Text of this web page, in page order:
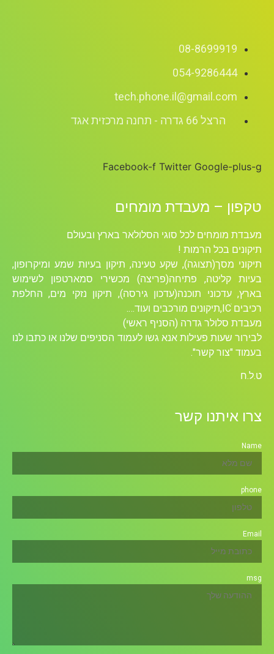
08-8699919
054-9286444
tech.phone.il@gmail.com
הרצל 66 גדרה - תחנה מרכזית אגד
Facebook-f Twitter Google-plus-g
טקפון – מעבדת מומחים
מעבדת מומחים לכל סוגי הסלולאר בארץ ובעולם
תיקונים בכל הרמות !
תיקוני מסך(תצוגה), שקע טעינה, תיקון בעיות שמע ומיקרופון,
בעיות קליטה, פתיחה(פריצה) מכשירי סמארטפון לשימוש
בארץ, עדכוני תוכנה(עדכון גירסה), תיקון נזקי מים, החלפת
רכיבים ICׁ,תיקונים מורכבים ועוד….
מעבדת סלולר גדרה (הסניף ראשי)
לבירור שעות פעילות אנא גשו לעמוד הסניפים שלנו או כתבו לנו
בעמוד "צור קשר".
ט.ל.ח
צרו איתנו קשר
Name
phone
Email
msg